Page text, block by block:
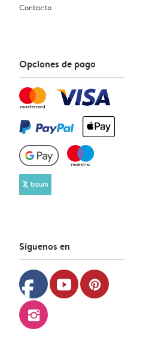
Contacto
Opciones de pago
Síguenos en
facebook youtube pinterest
instagram